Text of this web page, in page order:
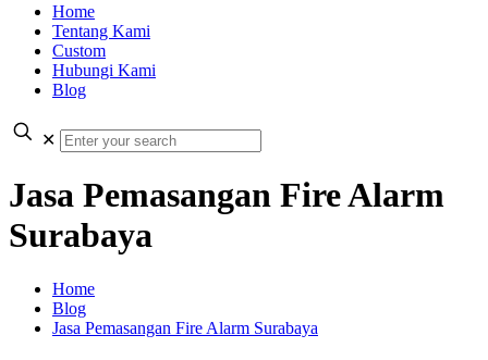
Home
Tentang Kami
Custom
Hubungi Kami
Blog
✕
Jasa Pemasangan Fire Alarm
Surabaya
Home
Blog
Jasa Pemasangan Fire Alarm Surabaya